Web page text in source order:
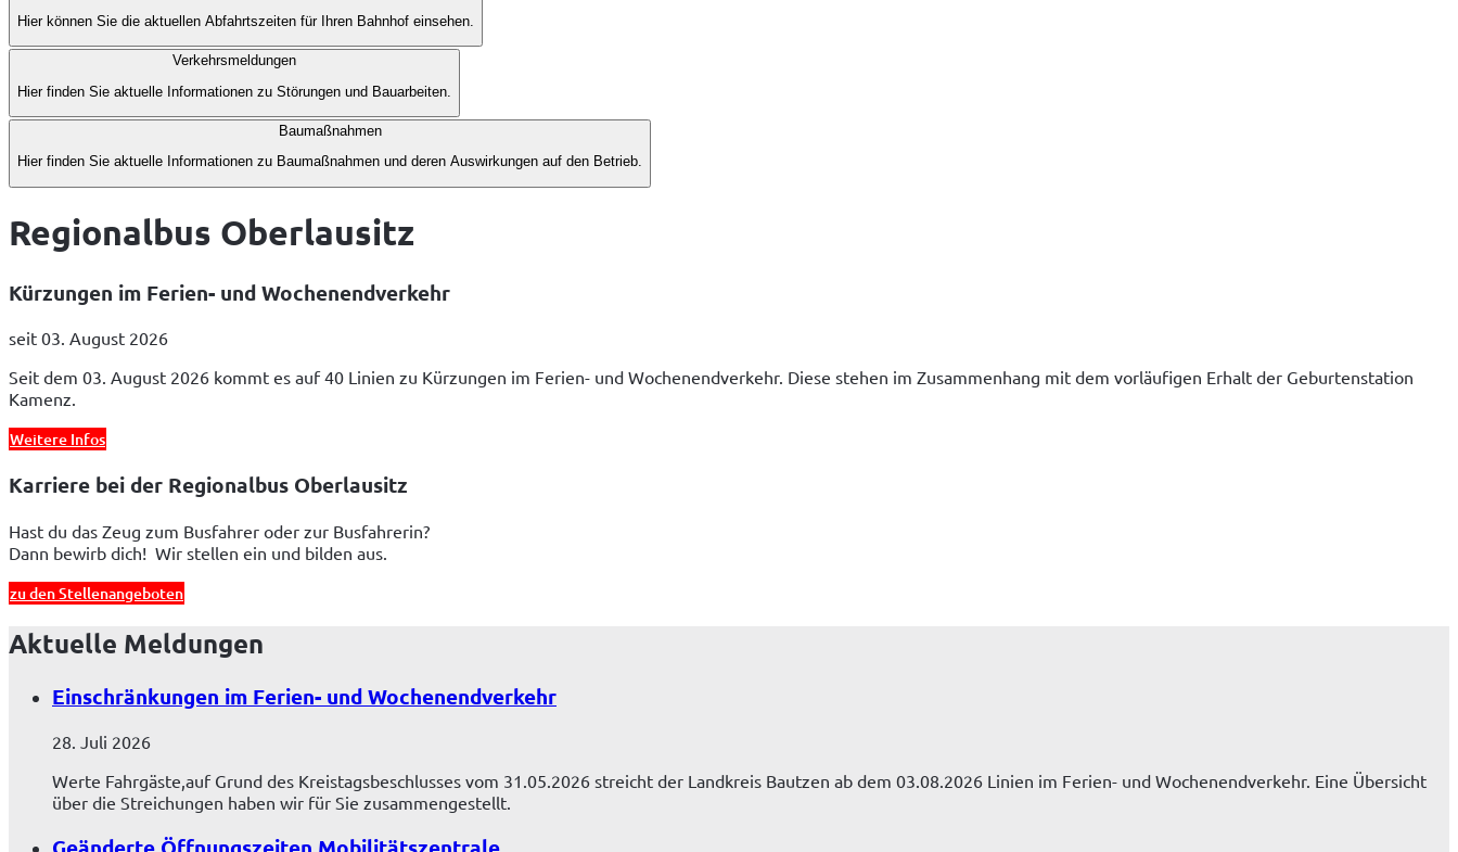
Hier können Sie die aktuellen Abfahrtszeiten für Ihren Bahnhof einsehen.
Verkehrsmeldungen
Hier finden Sie aktuelle Informationen zu Störungen und Bauarbeiten.
Baumaßnahmen
Hier finden Sie aktuelle Informationen zu Baumaßnahmen und deren Auswirkungen auf den Betrieb.
Regionalbus Oberlausitz
Kürzungen im Ferien- und Wochenendverkehr
seit 03. August 2026
Seit dem 03. August 2026 kommt es auf 40 Linien zu Kürzungen im Ferien- und Wochenendverkehr. Diese stehen im Zusammenhang mit dem vorläufigen Erhalt der Geburtenstation
Kamenz.
Weitere Infos
Karriere bei der Regionalbus Oberlausitz
Hast du das Zeug zum Busfahrer oder zur Busfahrerin?
Dann bewirb dich!  Wir stellen ein und bilden aus.
zu den Stellenangeboten
Aktuelle Meldungen
Einschränkungen im Ferien- und Wochenendverkehr
28. Juli 2026
Werte Fahrgäste,auf Grund des Kreistagsbeschlusses vom 31.05.2026 streicht der Landkreis Bautzen ab dem 03.08.2026 Linien im Ferien- und Wochenendverkehr. Eine Übersicht
über die Streichungen haben wir für Sie zusammengestellt.